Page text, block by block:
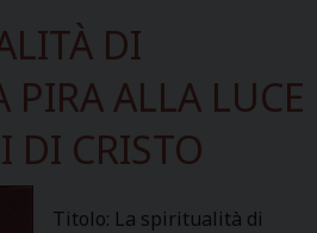
DI
PIRA ALLA LUCE
DI CRISTO
Titolo: La spiritualità di